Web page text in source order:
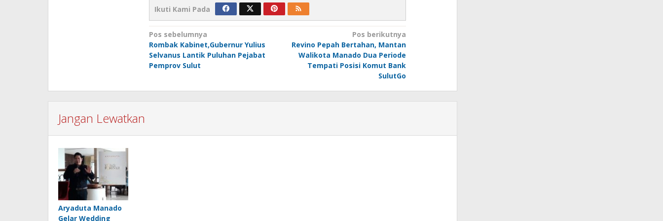
Ikuti Kami Pada
Navigasi
pos
Pos sebelumnya
Rombak Kabinet,Gubernur Yulius
Selvanus Lantik Puluhan Pejabat
Pemprov Sulut
Pos berikutnya
Revino Pepah Bertahan, Mantan
Walikota Manado Dua Periode
Tempati Posisi Komut Bank
SulutGo
Jangan Lewatkan
Aryaduta Manado
Gelar Wedding